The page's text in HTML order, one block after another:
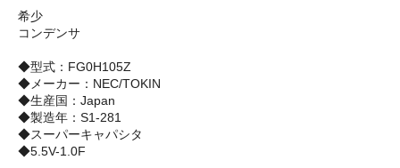
希少
コンデンサ
◆型式：FG0H105Z
◆メーカー：NEC/TOKIN
◆生産国：Japan
◆製造年：S1-281
◆スーパーキャパシタ
◆5.5V-1.0F